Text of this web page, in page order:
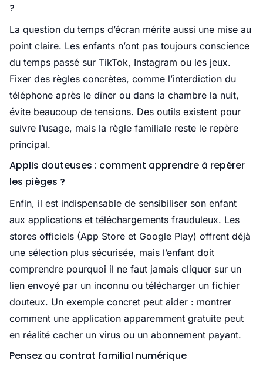
?
La question du temps d’écran mérite aussi une mise au
point claire. Les enfants n’ont pas toujours conscience
du temps passé sur TikTok, Instagram ou les jeux.
Fixer des règles concrètes, comme l’interdiction du
téléphone après le dîner ou dans la chambre la nuit,
évite beaucoup de tensions. Des outils existent pour
suivre l’usage, mais la règle familiale reste le repère
principal.
Applis douteuses : comment apprendre à repérer
les pièges ?
Enfin, il est indispensable de sensibiliser son enfant
aux applications et téléchargements frauduleux. Les
stores officiels (App Store et Google Play) offrent déjà
une sélection plus sécurisée, mais l’enfant doit
comprendre pourquoi il ne faut jamais cliquer sur un
lien envoyé par un inconnu ou télécharger un fichier
douteux. Un exemple concret peut aider : montrer
comment une application apparemment gratuite peut
en réalité cacher un virus ou un abonnement payant.
Pensez au contrat familial numérique